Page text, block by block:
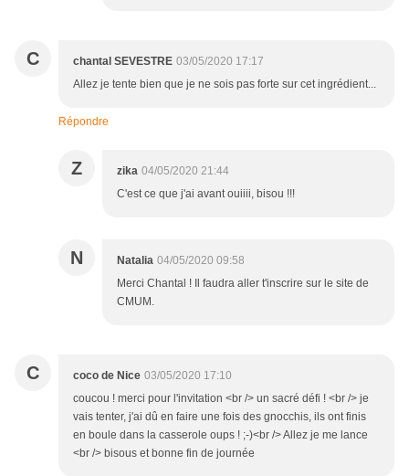
C chantal SEVESTRE 03/05/2020 17:17
Allez je tente bien que je ne sois pas forte sur cet ingrédient...
Répondre
Z zika 04/05/2020 21:44
C'est ce que j'ai avant ouiiii, bisou !!!
N Natalia 04/05/2020 09:58
Merci Chantal ! Il faudra aller t'inscrire sur le site de
CMUM.
C coco de Nice 03/05/2020 17:10
coucou ! merci pour l'invitation <br /> un sacré défi ! <br /> je
vais tenter, j'ai dû en faire une fois des gnocchis, ils ont finis
en boule dans la casserole oups ! ;-)<br /> Allez je me lance
<br /> bisous et bonne fin de journée